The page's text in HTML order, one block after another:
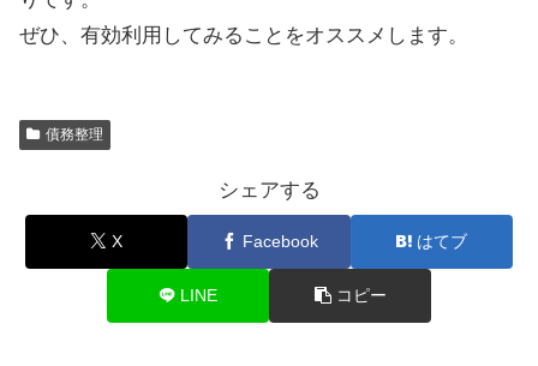
ぜひ、有効利用してみることをオススメします。
債務整理
シェアする
X Facebook はてブ
LINE コピー